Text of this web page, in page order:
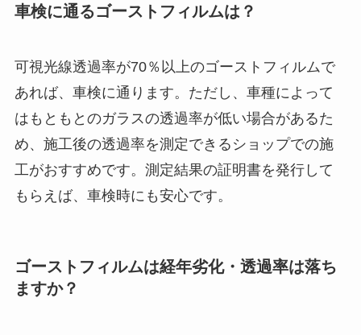
車検に通るゴーストフィルムは？
可視光線透過率が70％以上のゴーストフィルムで
あれば、車検に通ります。ただし、車種によって
はもともとのガラスの透過率が低い場合があるた
め、施工後の透過率を測定できるショップでの施
工がおすすめです。測定結果の証明書を発行して
もらえば、車検時にも安心です。
ゴーストフィルムは経年劣化・透過率は落ち
ますか？